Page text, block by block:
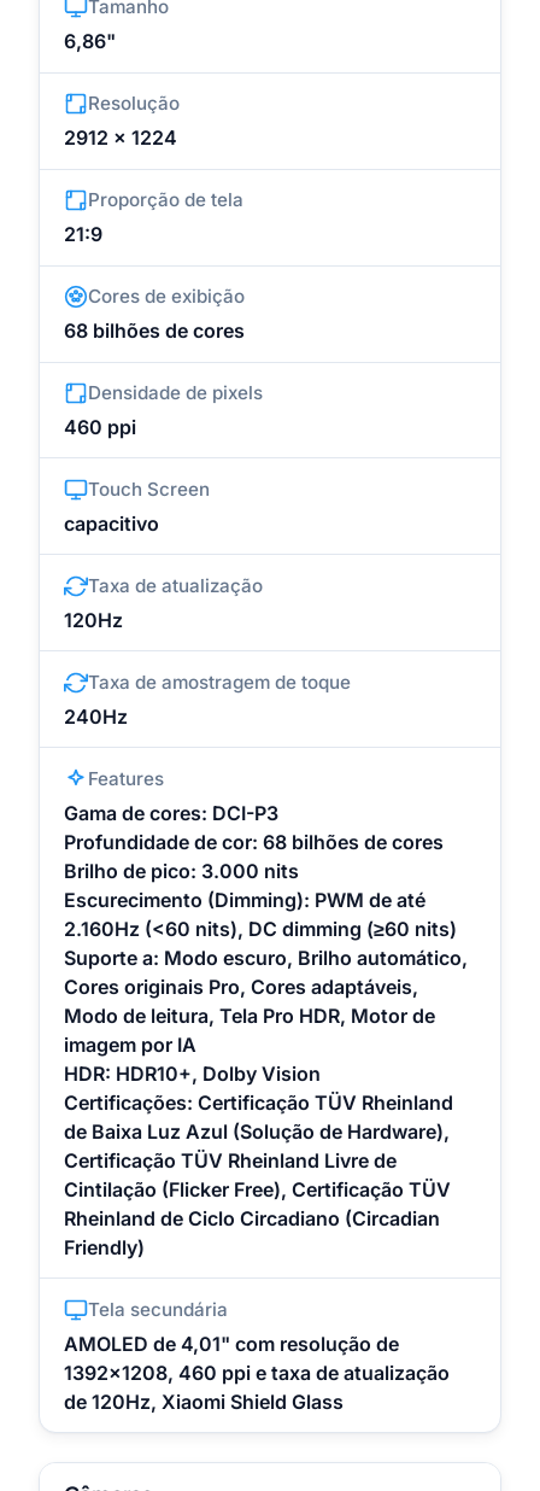
Tamanho
6,86"
Resolução
2912 x 1224
Proporção de tela
21:9
Cores de exibição
68 bilhões de cores
Densidade de pixels
460 ppi
Touch Screen
capacitivo
Taxa de atualização
120Hz
Taxa de amostragem de toque
240Hz
Features
Gama de cores: DCI-P3
Profundidade de cor: 68 bilhões de cores
Brilho de pico: 3.000 nits
Escurecimento (Dimming): PWM de até
2.160Hz (<60 nits), DC dimming (≥60 nits)
Suporte a: Modo escuro, Brilho automático,
Cores originais Pro, Cores adaptáveis,
Modo de leitura, Tela Pro HDR, Motor de
imagem por IA
HDR: HDR10+, Dolby Vision
Certificações: Certificação TÜV Rheinland
de Baixa Luz Azul (Solução de Hardware),
Certificação TÜV Rheinland Livre de
Cintilação (Flicker Free), Certificação TÜV
Rheinland de Ciclo Circadiano (Circadian
Friendly)
Tela secundária
AMOLED de 4,01" com resolução de
1392x1208, 460 ppi e taxa de atualização
de 120Hz, Xiaomi Shield Glass